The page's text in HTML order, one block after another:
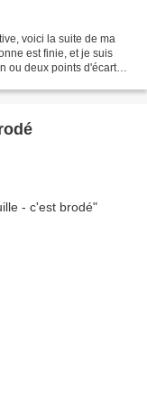
voici la suite de ma
est finie, et je suis
ou deux points d'écart